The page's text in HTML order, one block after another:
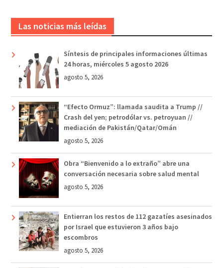
Las noticias más leídas
Síntesis de principales informaciones últimas
24 horas, miércoles 5 agosto 2026
agosto 5, 2026
“Efecto Ormuz”: llamada saudita a Trump //
Crash del yen; petrodólar vs. petroyuan //
mediación de Pakistán/Qatar/Omán
agosto 5, 2026
Obra “Bienvenido a lo extraño” abre una
conversación necesaria sobre salud mental
agosto 5, 2026
Entierran los restos de 112 gazatíes asesinados
por Israel que estuvieron 3 años bajo
escombros
agosto 5, 2026